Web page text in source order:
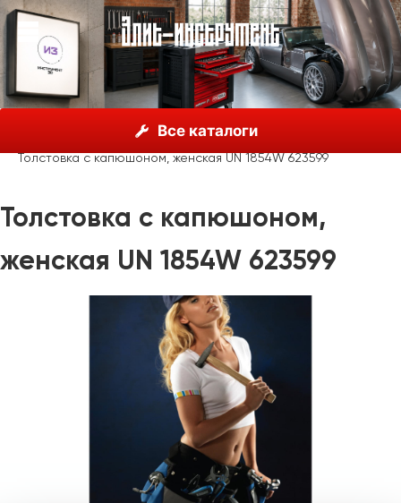
Все каталоги
Unior, Словения
Рекламные материалы
Одежда
Толстовка с капюшоном, женская UN 1854W 623599
Толстовка с капюшоном,
женская UN 1854W 623599